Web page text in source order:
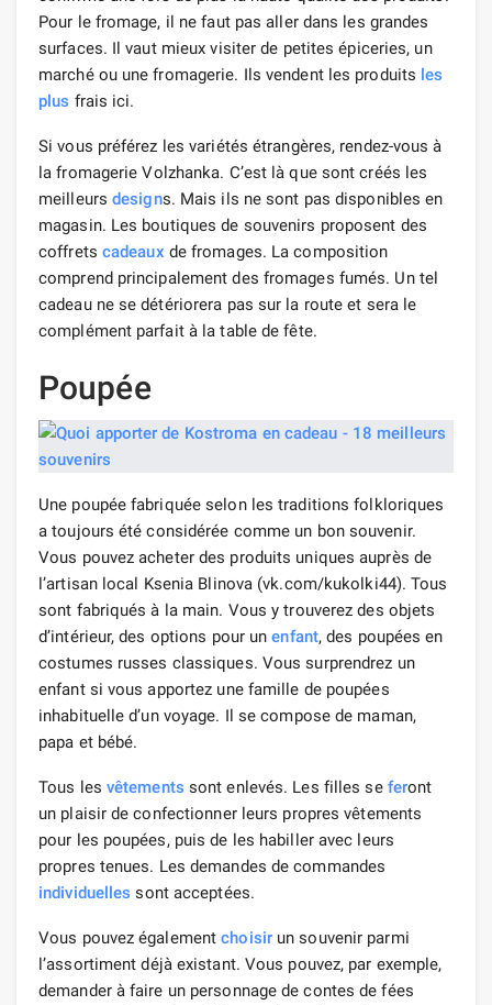
Pour le fromage, il ne faut pas aller dans les grandes
surfaces. Il vaut mieux visiter de petites épiceries, un
marché ou une fromagerie. Ils vendent les produits les
plus frais ici.
Si vous préférez les variétés étrangères, rendez-vous à
la fromagerie Volzhanka. C’est là que sont créés les
meilleurs designs. Mais ils ne sont pas disponibles en
magasin. Les boutiques de souvenirs proposent des
coffrets cadeaux de fromages. La composition
comprend principalement des fromages fumés. Un tel
cadeau ne se détériorera pas sur la route et sera le
complément parfait à la table de fête.
Poupée
Une poupée fabriquée selon les traditions folkloriques
a toujours été considérée comme un bon souvenir.
Vous pouvez acheter des produits uniques auprès de
l’artisan local Ksenia Blinova (vk.com/kukolki44). Tous
sont fabriqués à la main. Vous y trouverez des objets
d’intérieur, des options pour unenfant, des poupées en
costumes russes classiques. Vous surprendrez un
enfant si vous apportez une famille de poupées
inhabituelle d’un voyage. Il se compose de maman,
papa et bébé.
Tous les vêtements sont enlevés. Les filles se feront
un plaisir de confectionner leurs propres vêtements
pour les poupées, puis de les habiller avec leurs
propres tenues. Les demandes de commandes
individuelles sont acceptées.
Vous pouvez égalementchoisirun souvenir parmi
l’assortiment déjà existant. Vous pouvez, par exemple,
demander à faire un personnage de contes de fées